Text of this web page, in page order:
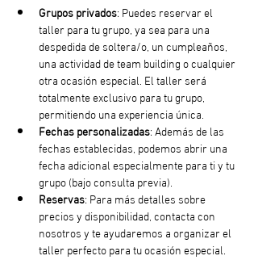
Grupos privados: Puedes reservar el
taller para tu grupo, ya sea para una
despedida de soltera/o, un cumpleaños,
una actividad de team building o cualquier
otra ocasión especial. El taller será
totalmente exclusivo para tu grupo,
permitiendo una experiencia única.
Fechas personalizadas: Además de las
fechas establecidas, podemos abrir una
fecha adicional especialmente para ti y tu
grupo (bajo consulta previa).
Reservas: Para más detalles sobre
precios y disponibilidad, contacta con
nosotros y te ayudaremos a organizar el
taller perfecto para tu ocasión especial.